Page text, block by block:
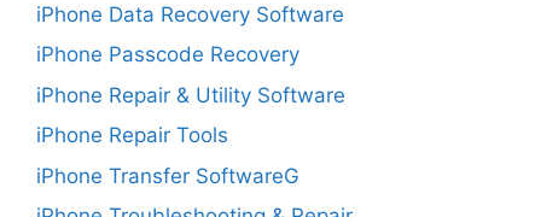
iPhone Data Recovery Software
iPhone Passcode Recovery
iPhone Repair & Utility Software
iPhone Repair Tools
iPhone Transfer SoftwareG